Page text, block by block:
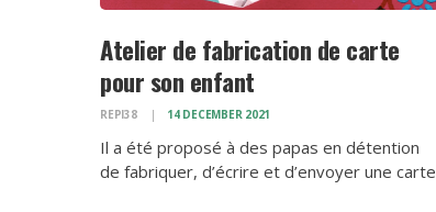
Atelier de fabrication de carte
pour son enfant
REPI38 14 DECEMBER 2021
Il a été proposé à des papas en détention
de fabriquer, d’écrire et d’envoyer une carte